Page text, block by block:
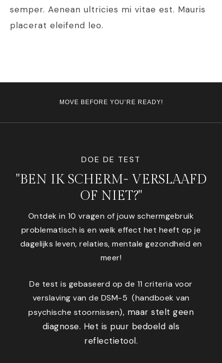
semper. Aenean ultricies mi vitae est. Mauris
placerat eleifend leo.
MOVE BEFORE YOU’RE READY!
DOE DE TEST
"BEN IK SCHERM- VERSLAAFD
OF NIET?"
Ontdek in 10 vragen of jouw schermgebruik
problematisch is en welk effect het heeft op je
dagelijks leven, relaties, mentale gezondheid en
meer!
De test is gebaseerd op de 11 criteria voor
verslaving van de DSM-5 (handboek van
psychische stoornissen), maar stelt geen
diagnose. Het is puur bedoeld als
reflectietool.